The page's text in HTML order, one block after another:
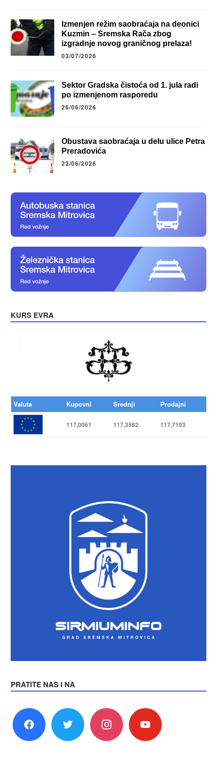
Izmenjen režim saobraćaja na deonici
Kuzmin – Sremska Rača zbog
izgradnje novog graničnog prelaza!
03/07/2026
Sektor Gradska čistoća od 1. jula radi
po izmenjenom rasporedu
26/06/2026
Obustava saobraćaja u delu ulice Petra
Preradovića
22/06/2026
KURS EVRA
Valuta Kupovni Srednji Prodajni
117,0061 117,3582 117,7103
PRATITE NAS I NA
facebook twitter instagram youtube